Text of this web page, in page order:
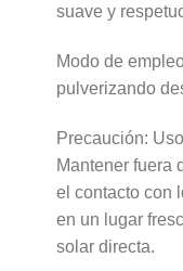
suave y
Modo de
pulverizando
Precaución:
Mantener fuera
el contacto con
en un lugar
solar directa.